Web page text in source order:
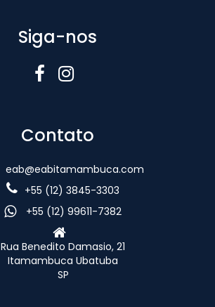
Siga-nos
Contato
eab@eabitamambuca.com
+55 (12) 3845-3303
+55 (12) 99611-7382
Rua Benedito Damasio, 21
Itamambuca Ubatuba
SP